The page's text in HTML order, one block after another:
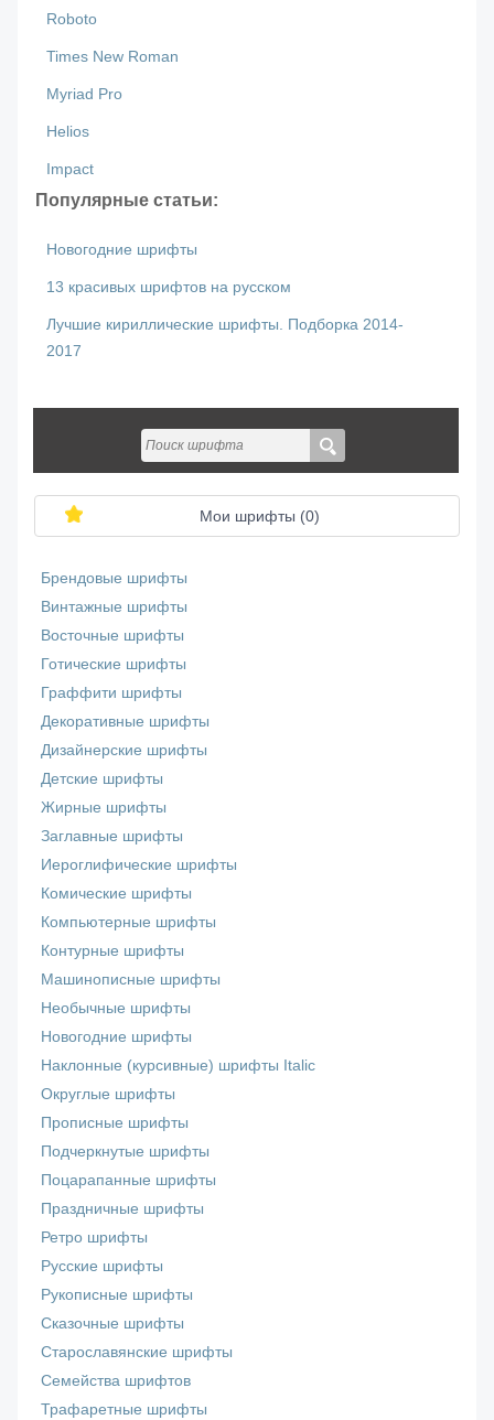
Roboto
Times New Roman
Myriad Pro
Helios
Impact
Популярные статьи:
Новогодние шрифты
13 красивых шрифтов на русском
Лучшие кириллические шрифты. Подборка 2014-
2017
Мои шрифты (0)
Брендовые шрифты
Винтажные шрифты
Восточные шрифты
Готические шрифты
Граффити шрифты
Декоративные шрифты
Дизайнерские шрифты
Детские шрифты
Жирные шрифты
Заглавные шрифты
Иероглифические шрифты
Комические шрифты
Компьютерные шрифты
Контурные шрифты
Машинописные шрифты
Необычные шрифты
Новогодние шрифты
Наклонные (курсивные) шрифты Italic
Округлые шрифты
Прописные шрифты
Подчеркнутые шрифты
Поцарапанные шрифты
Праздничные шрифты
Ретро шрифты
Русские шрифты
Рукописные шрифты
Сказочные шрифты
Старославянские шрифты
Семейства шрифтов
Трафаретные шрифты